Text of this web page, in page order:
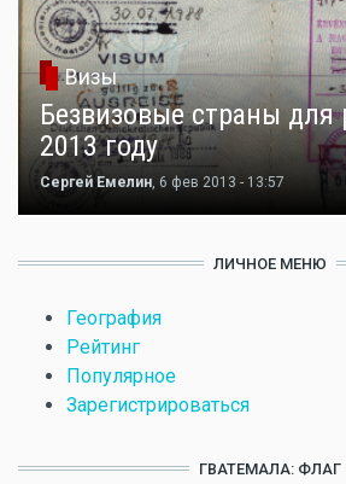
Визы
Безвизовые страны для
2013 году
Сергей Емелин, 6 фев 2013 - 13:57
ЛИЧНОЕ МЕНЮ
География
Рейтинг
Популярное
Зарегистрироваться
ГВАТЕМАЛА: ФЛАГ